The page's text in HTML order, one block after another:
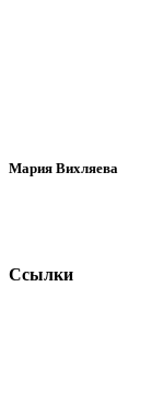
Мария Вихляева
Ссылки